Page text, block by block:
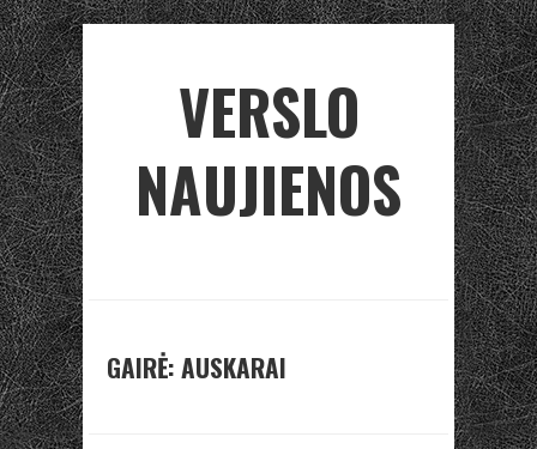
VERSLO
NAUJIENOS
GAIRĖ: AUSKARAI